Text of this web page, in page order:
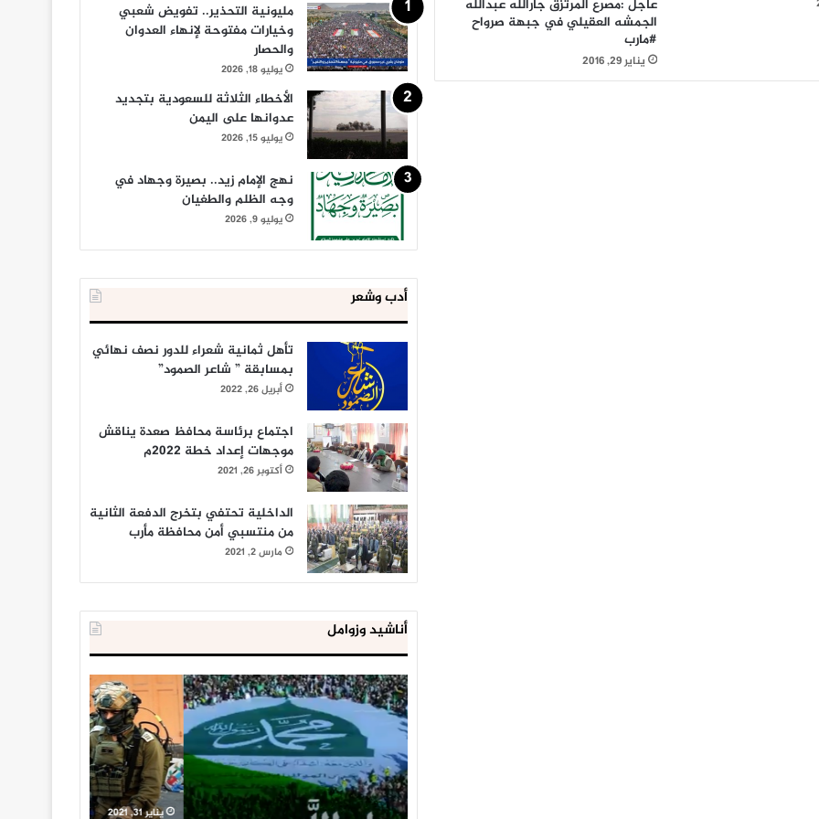
عاجل :مصرع المرتزق جارالله عبدالله
الجمشه العقيلي في جبهة صرواح
#مارب
يناير 29, 2016
مليونية التحذير.. تفويض شعبي
وخيارات مفتوحة لإنهاء العدوان
والحصار
يوليو 18, 2026
الأخطاء الثلاثة للسعودية بتجديد
عدوانها على اليمن
يوليو 15, 2026
نهج الإمام زيد.. بصيرة وجهاد في
وجه الظلم والطغيان
يوليو 9, 2026
أدب وشعر
تأهل ثمانية شعراء للدور نصف نهائي
بمسابقة ” شاعر الصمود”
أبريل 26, 2022
اجتماع برئاسة محافظ صعدة يناقش
موجهات إعداد خطة 2022م
أكتوبر 26, 2021
الداخلية تحتفي بتخرج الدفعة الثانية
من منتسبي أمن محافظة مأرب
مارس 2, 2021
أناشيد وزوامل
العدو
الإسرائيلي
اعتقل
543
طفلا
فلسطينيا
خلال
يناير 31, 2021
الداخلية
المصرية
تعلن
إحباط
‘مخطط
كبير’
للإخوان